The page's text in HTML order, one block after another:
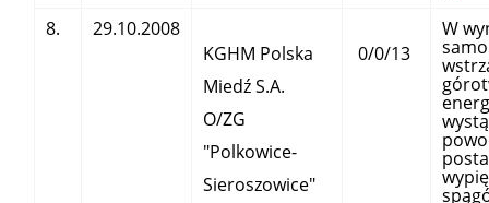
8.
29.10.2008
KGHM Polska
Miedź S.A.
O/ZG
"Polkowice-
Sieroszowice"
0/0/13
W